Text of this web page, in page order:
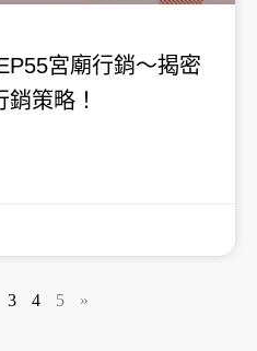
宮廟行銷～揭密
策略！
3 4 5 »